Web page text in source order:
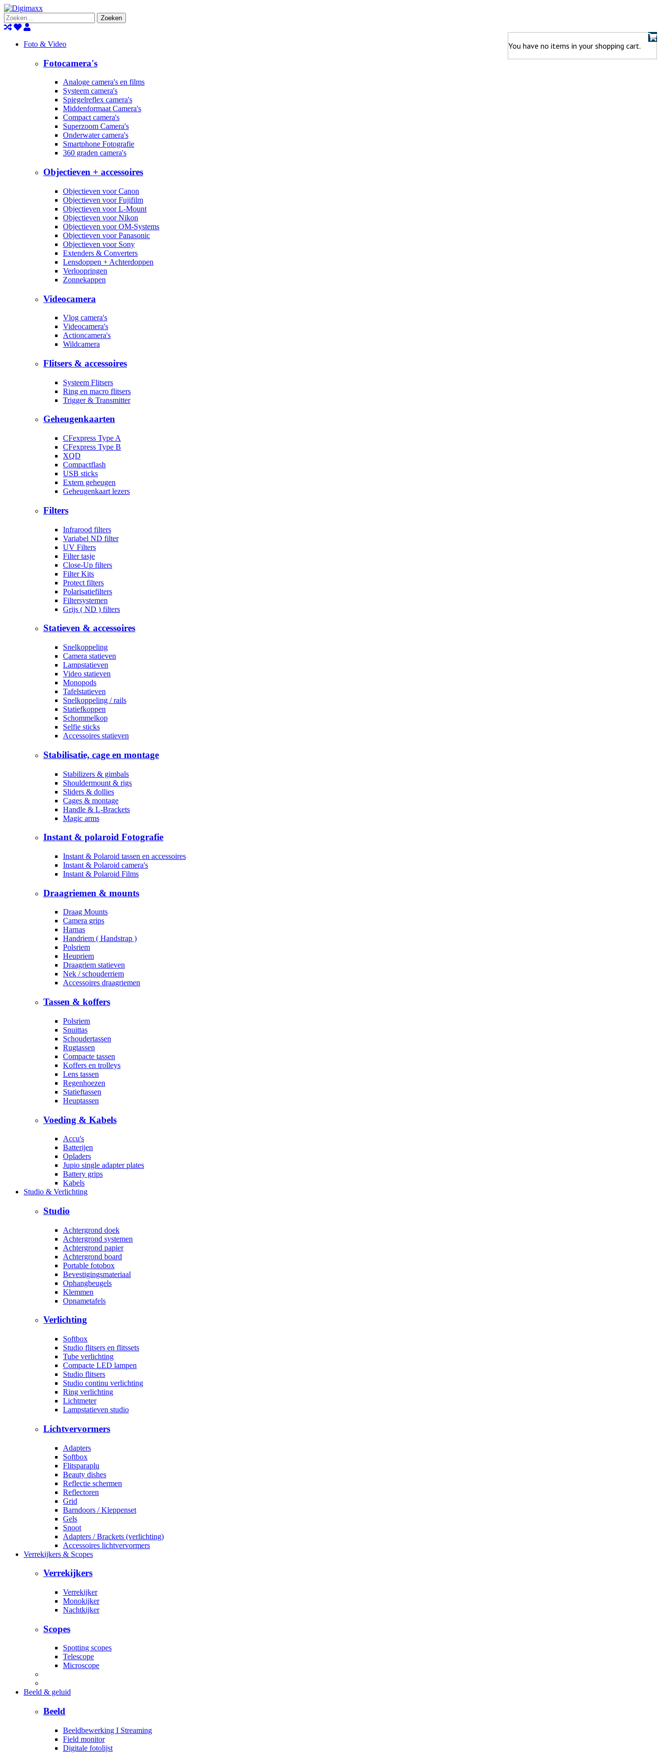
Zoeken
You have no items in your shopping cart.
Foto & Video
Fotocamera's
Analoge camera's en films
Systeem camera's
Spiegelreflex camera's
Middenformaat Camera's
Compact camera's
Superzoom Camera's
Onderwater camera's
Smartphone Fotografie
360 graden camera's
Objectieven + accessoires
Objectieven voor Canon
Objectieven voor Fujifilm
Objectieven voor L-Mount
Objectieven voor Nikon
Objectieven voor OM-Systems
Objectieven voor Panasonic
Objectieven voor Sony
Extenders & Converters
Lensdoppen + Achterdoppen
Verloopringen
Zonnekappen
Videocamera
Vlog camera's
Videocamera's
Actioncamera's
Wildcamera
Flitsers & accessoires
Systeem Flitsers
Ring en macro flitsers
Trigger & Transmitter
Geheugenkaarten
CFexpress Type A
CFexpress Type B
XQD
Compactflash
USB sticks
Extern geheugen
Geheugenkaart lezers
Filters
Infrarood filters
Variabel ND filter
UV Filters
Filter tasje
Close-Up filters
Filter Kits
Protect filters
Polarisatiefilters
Filtersystemen
Grijs ( ND ) filters
Statieven & accessoires
Snelkoppeling
Camera statieven
Lampstatieven
Video statieven
Monopods
Tafelstatieven
Snelkoppeling / rails
Statiefkoppen
Schommelkop
Selfie sticks
Accessoires statieven
Stabilisatie, cage en montage
Stabilizers & gimbals
Shouldermount & rigs
Sliders & dollies
Cages & montage
Handle & L-Brackets
Magic arms
Instant & polaroid Fotografie
Instant & Polaroid tassen en accessoires
Instant & Polaroid camera's
Instant & Polaroid Films
Draagriemen & mounts
Draag Mounts
Camera grips
Harnas
Handriem ( Handstrap )
Polsriem
Heupriem
Draagriem statieven
Nek / schouderriem
Accessoires draagriemen
Tassen & koffers
Polsriem
Snuittas
Schoudertassen
Rugtassen
Compacte tassen
Koffers en trolleys
Lens tassen
Regenhoezen
Statieftassen
Heuptassen
Voeding & Kabels
Accu's
Batterijen
Opladers
Jupio single adapter plates
Battery grips
Kabels
Studio & Verlichting
Studio
Achtergrond doek
Achtergrond systemen
Achtergrond papier
Achtergrond board
Portable fotobox
Bevestigingsmateriaal
Ophangbeugels
Klemmen
Opnametafels
Verlichting
Softbox
Studio flitsers en flitssets
Tube verlichting
Compacte LED lampen
Studio flitsers
Studio continu verlichting
Ring verlichting
Lichtmeter
Lampstatieven studio
Lichtvervormers
Adapters
Softbox
Flitsparaplu
Beauty dishes
Reflectie schermen
Reflectoren
Grid
Barndoors / Kleppenset
Gels
Snoot
Adapters / Brackets (verlichting)
Accessoires lichtvervormers
Verrekijkers & Scopes
Verrekijkers
Verrekijker
Monokijker
Nachtkijker
Scopes
Spotting scopes
Telescope
Microscope
Beeld & geluid
Beeld
Beeldbewerking I Streaming
Field monitor
Digitale fotolijst